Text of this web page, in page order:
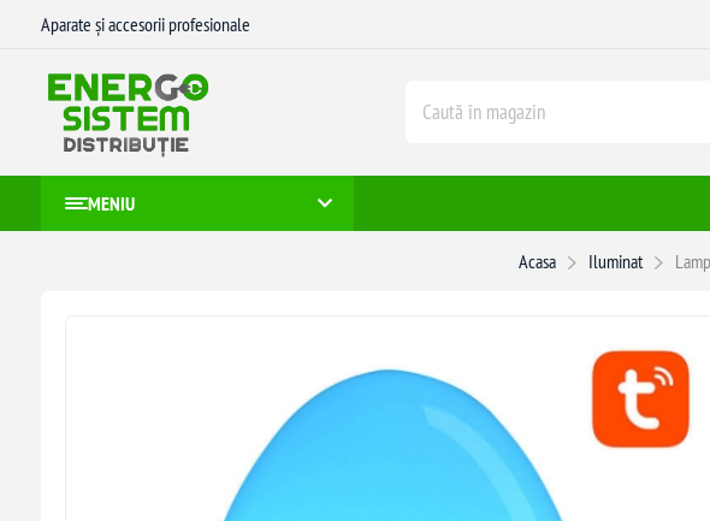
Aparate și accesorii profesionale
MENIU
Acasa Iluminat